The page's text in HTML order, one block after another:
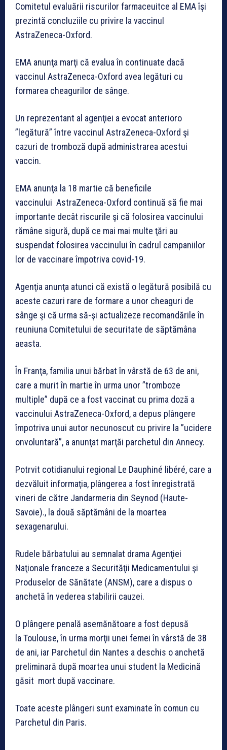
Comitetul evaluării riscurilor farmaceuitce al EMA îşi
prezintă concluziile cu privire la vaccinul
AstraZeneca-Oxford.
EMA anunţa marţi că evalua în continuate dacă
vaccinul AstraZeneca-Oxford avea legături cu
formarea cheagurilor de sânge.
Un reprezentant al agenţiei a evocat anterioro
”legătură” între vaccinul AstraZeneca-Oxford şi
cazuri de tromboză după administrarea acestui
vaccin.
EMA anunţa la 18 martie că beneficile
vaccinului AstraZeneca-Oxford continuă să fie mai
importante decât riscurile şi că folosirea vaccinului
rămâne sigură, după ce mai mai multe ţări au
suspendat folosirea vaccinului în cadrul campaniilor
lor de vaccinare împotriva covid-19.
Agenţia anunţa atunci că există o legătură posibilă cu
aceste cazuri rare de formare a unor cheaguri de
sânge şi că urma să-şi actualizeze recomandările în
reuniuna Comitetului de securitate de săptămâna
aeasta.
În Franţa, familia unui bărbat în vârstă de 63 de ani,
care a murit în martie în urma unor ”tromboze
multiple” după ce a fost vaccinat cu prima doză a
vaccinului AstraZeneca-Oxford, a depus plângere
împotriva unui autor necunoscut cu privire la ”ucidere
onvoluntară”, a anunţat marţăi parchetul din Annecy.
Potrvit cotidianului regional Le Dauphiné libéré, care a
dezvăluit informaţia, plângerea a fost înregistrată
vineri de către Jandarmeria din Seynod (Haute-
Savoie)., la două săptămâni de la moartea
sexagenarului.
Rudele bărbatului au semnalat drama Agenţiei
Naţionale franceze a Securităţii Medicamentului şi
Produselor de Sănătate (ANSM), care a dispus o
anchetă în vederea stabilirii cauzei.
O plângere penală asemănătoare a fost depusă
la Toulouse, în urma morţii unei femei în vârstă de 38
de ani, iar Parchetul din Nantes a deschis o anchetă
preliminară după moartea unui student la Medicină
găsit mort după vaccinare.
Toate aceste plângeri sunt examinate în comun cu
Parchetul din Paris.